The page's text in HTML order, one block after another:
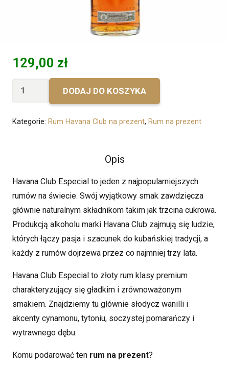
129,00 zł
ilość
DODAJ DO KOSZYKA
Kategorie: Rum Havana Club na prezent, Rum na prezent
Opis
Havana Club Especial to jeden z najpopularniejszych
rumów na świecie. Swój wyjątkowy smak zawdzięcza
głównie naturalnym składnikom takim jak trzcina cukrowa.
Produkcją alkoholu marki Havana Club zajmują się ludzie,
których łączy pasja i szacunek do kubańskiej tradycji, a
każdy z rumów dojrzewa przez co najmniej trzy lata.
Havana Club Especial to złoty rum klasy premium
charakteryzujący się gładkim i zrównoważonym
smakiem. Znajdziemy tu głównie słodycz wanilli i
akcenty cynamonu, tytoniu, soczystej pomarańczy i
wytrawnego dębu.
Komu podarować ten rum na prezent?